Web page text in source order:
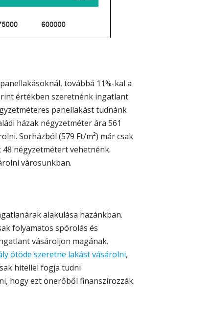
továbbá 11%-kal a
értékben szeretnénk ingatlant
panellakást tudnánk
házak négyzetméter ára 561
Sorházból (579 Ft/m²) már csak
48 négyzetmétert vehetnénk.
városunkban.
alakulása hazánkban.
folyamatos spórolás és
vásároljon magának.
ötöde szeretne lakást vásárolni,
hitellel fogja tudni
hogy ezt önerőből finanszírozzák.